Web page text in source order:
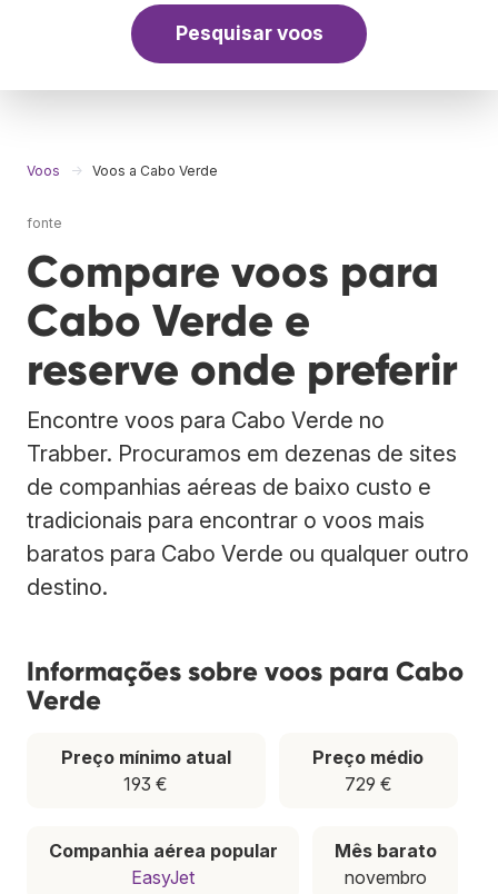
Pesquisar voos
Voos Voos a Cabo Verde
fonte
Compare voos para
Cabo Verde e
reserve onde preferir
Encontre voos para Cabo Verde no
Trabber. Procuramos em dezenas de sites
de companhias aéreas de baixo custo e
tradicionais para encontrar o voos mais
baratos para Cabo Verde ou qualquer outro
destino.
Informações sobre voos para Cabo
Verde
Preço mínimo atual
193 €
Preço médio
729 €
Companhia aérea popular
EasyJet
Mês barato
novembro